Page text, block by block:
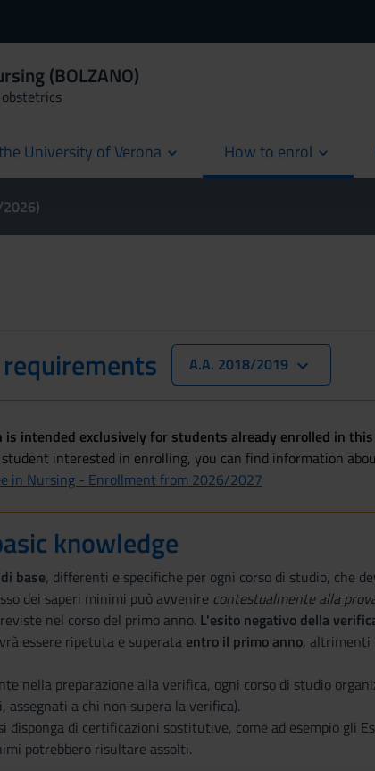
(BOLZANO)
University of Verona How to enrol
A.A. 2018/2019
intended exclusively for students already enrolled in this
interested in enrolling, you can find information
in Nursing - Enrollment from 2026/2027
knowledge
base, differenti e specifiche per ogni corso di studio, che
dei saperi minimi può avvenire contestualmente alla
nel corso del primo anno. L'esito negativo della
essere ripetuta e superata entro il primo anno, altrimenti
nella preparazione alla verifica, ogni corso di studio
a chi non supera la verifica).
disponga di certificazioni sostitutive, come ad esempio gli
potrebbero risultare assolti.